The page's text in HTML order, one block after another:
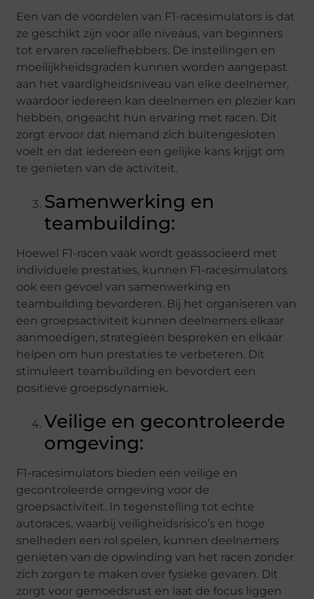
Een van de voordelen van F1-racesimulators is dat
ze geschikt zijn voor alle niveaus, van beginners
tot ervaren raceliefhebbers. De instellingen en
moeilijkheidsgraden kunnen worden aangepast
aan het vaardigheidsniveau van elke deelnemer,
waardoor iedereen kan deelnemen en plezier kan
hebben, ongeacht hun ervaring met racen. Dit
zorgt ervoor dat niemand zich buitengesloten
voelt en dat iedereen een gelijke kans krijgt om
te genieten van de activiteit.
Samenwerking en
teambuilding:
Hoewel F1-racen vaak wordt geassocieerd met
individuele prestaties, kunnen F1-racesimulators
ook een gevoel van samenwerking en
teambuilding bevorderen. Bij het organiseren van
een groepsactiviteit kunnen deelnemers elkaar
aanmoedigen, strategieën bespreken en elkaar
helpen om hun prestaties te verbeteren. Dit
stimuleert teambuilding en bevordert een
positieve groepsdynamiek.
Veilige en gecontroleerde
omgeving:
F1-racesimulators bieden een veilige en
gecontroleerde omgeving voor de
groepsactiviteit. In tegenstelling tot echte
autoraces, waarbij veiligheidsrisico’s en hoge
snelheden een rol spelen, kunnen deelnemers
genieten van de opwinding van het racen zonder
zich zorgen te maken over fysieke gevaren. Dit
zorgt voor gemoedsrust en laat de focus liggen